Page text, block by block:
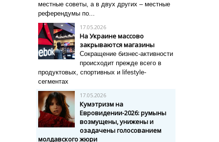
местные советы, а в двух других – местные
референдумы по...
17.05.2026
На Украине массово
закрываются магазины
Сокращение бизнес-активности
происходит прежде всего в
продуктовых, спортивных и lifestyle-
сегментах
17.05.2026
Кумэтризм на
Евровидении-2026: румыны
возмущены, унижены и
озадачены голосованием
молдавского жюри